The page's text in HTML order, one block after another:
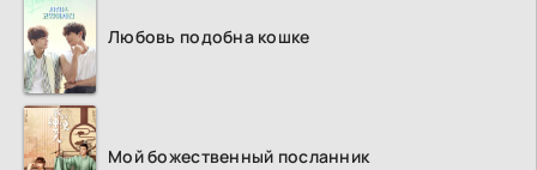
Любовь подобна кошке
Мой божественный посланник